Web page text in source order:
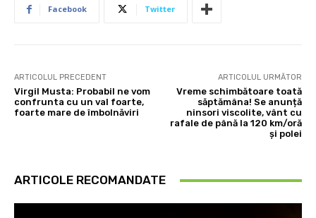
Facebook Twitter
ARTICOLUL PRECEDENT
Virgil Musta: Probabil ne vom
confrunta cu un val foarte,
foarte mare de îmbolnăviri
ARTICOLUL URMĂTOR
Vreme schimbătoare toată
săptămâna! Se anunță
ninsori viscolite, vânt cu
rafale de până la 120 km/oră
și polei
ARTICOLE RECOMANDATE